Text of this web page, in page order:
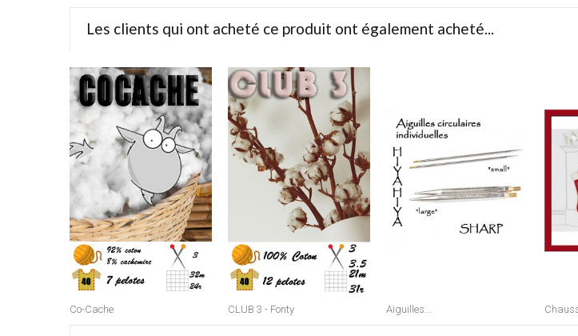
Les clients qui ont acheté ce produit ont également acheté...
Co-Cache CLUB 3 - Fonty Aiguilles...